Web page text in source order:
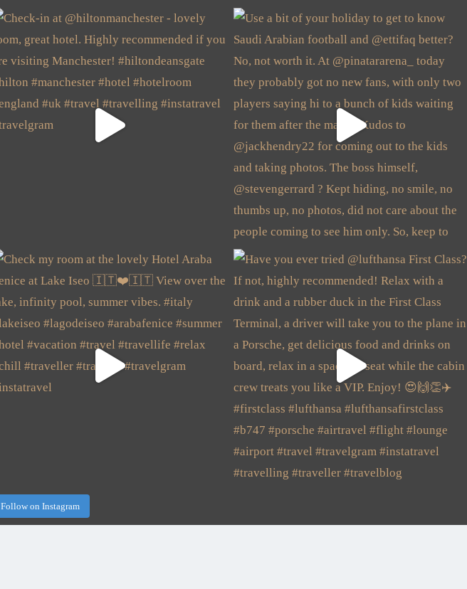
Follow on Instagram